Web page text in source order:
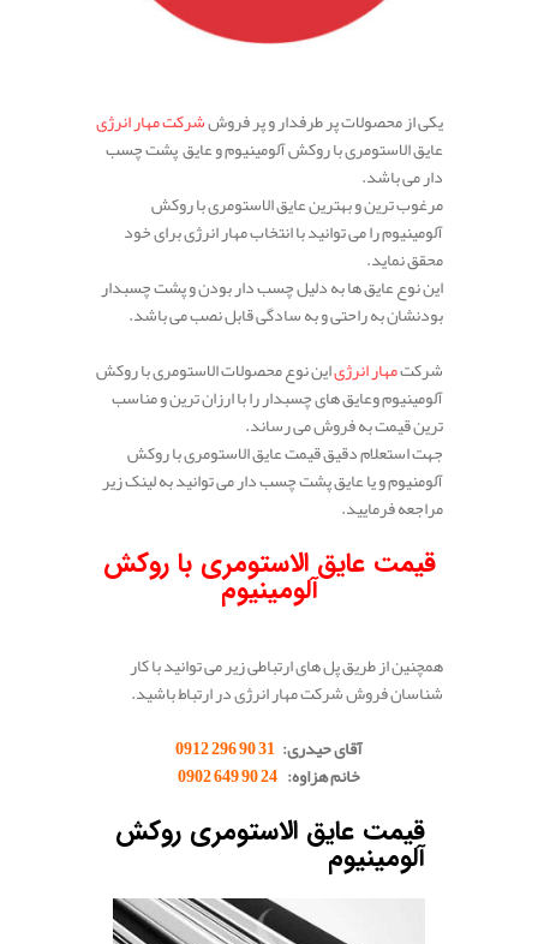
یکی از محصولات پر طرفدار و پر فروششرکت مهار انرژی
عایق الاستومری با روکش آلومینیوم و عایق پشت چسب
دار می باشد.
مرغوب ترین و بهترین عایق الاستومری با روکش
آلومینیوم را می توانید با انتخاب مهار انرژی برای خود
محقق نماید.
این نوع عایق ها به دلیل چسب دار بودن و پشت چسبدار
بودنشان به راحتی و به سادگی قابل نصب می باشد.
شرکتمهار انرژیاین نوع محصولات الاستومری با روکش
آلومینیوم وعایق های چسبدار را با ارزان ترین و مناسب
ترین قیمت به فروش می رساند.
جهت استعلام دقیق قیمت عایق الاستومری با روکش
آلومنیوم و یا عایق پشت چسب دار می توانید به لینک زیر
مراجعه فرمایید.
قیمت عایق الاستومری با روکش
آلومینیوم
همچنین از طریق پل های ارتباطی زیر می توانید با کار
شناسان فروش شرکت مهار انرژی در ارتباط باشید.
آقای حیدری: 31 90 296 0912
خانم هزاوه: 24 90 649 0902
قیمت عایق الاستومری روکش
آلومینیوم